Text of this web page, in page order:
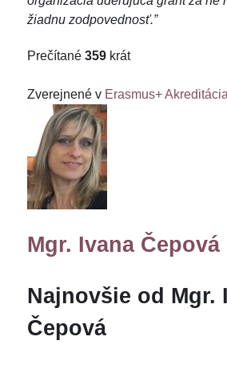
žiadnu zodpovednosť.”
Prečítané 359 krát
Zverejnené v Erasmus+ Akreditácia
Mgr. Ivana Čepová
Najnovšie od Mgr.
Čepová